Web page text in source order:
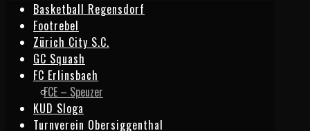
Basketball Regensdorf
Footrebel
Zürich City S.C.
GC Squash
FC Erlinsbach
FCE – Speuzer
KUD Sloga
Turnverein Obersiggenthal